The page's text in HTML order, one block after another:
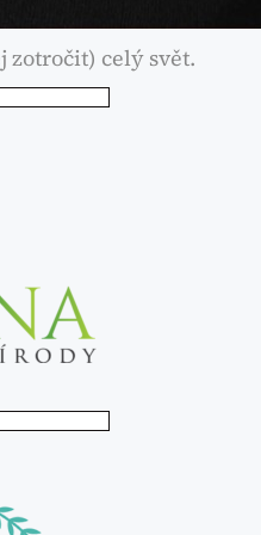
zotročit) celý svět.